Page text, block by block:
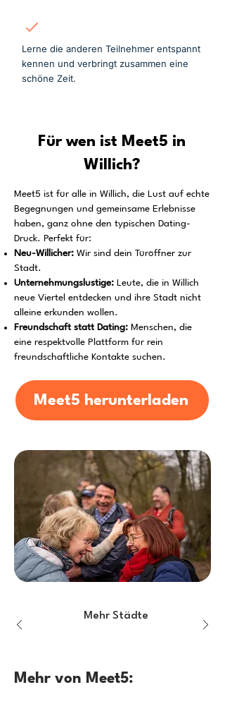
Lerne die anderen Teilnehmer entspannt
kennen und verbringt zusammen eine
schöne Zeit.
Für wen ist Meet5 in
Willich?
Meet5 ist für alle in Willich, die Lust auf echte
Begegnungen und gemeinsame Erlebnisse
haben, ganz ohne den typischen Dating-
Druck. Perfekt für:
Neu-Willicher: Wir sind dein Türöffner zur
Stadt.
Unternehmungslustige: Leute, die in Willich
neue Viertel entdecken und ihre Stadt nicht
alleine erkunden wollen.
Freundschaft statt Dating: Menschen, die
eine respektvolle Plattform für rein
freundschaftliche Kontakte suchen.
Meet5 herunterladen
Mehr Städte
Mehr von Meet5: